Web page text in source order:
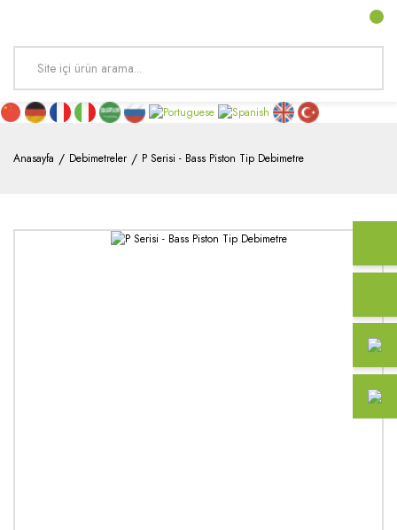
Anasayfa Debimetreler P Serisi - Bass Piston Tip Debimetre